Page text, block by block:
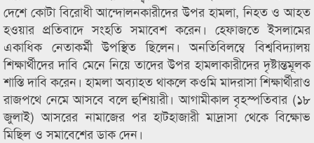
দেশে কোটা বিরোধী আন্দোলনকারীদের উপর হামলা, নিহত ও আহত
হওয়ার প্রতিবাদে সংহতি সমাবেশ করেন। হেফাজতে ইসলামের
একাধিক নেতাকর্মী উপস্থিত ছিলেন। অনতিবিলম্বে বিশ্ববিদ্যালয়
শিক্ষার্থীদের দাবি মেনে নিয়ে তাদের উপর হামলাকারীদের দৃষ্টান্তমূলক
শাস্তি দাবি করেন। হামলা অব্যাহত থাকলে কওমি মাদরাসা শিক্ষার্থীরাও
রাজপথে নেমে আসবে বলে হুশিয়ারী। আগামীকাল বৃহস্পতিবার (১৮
জুলাই) আসরের নামাজের পর হাটহাজারী মাদ্রাসা থেকে বিক্ষোভ
মিছিল ও সমাবেশের ডাক দেন।